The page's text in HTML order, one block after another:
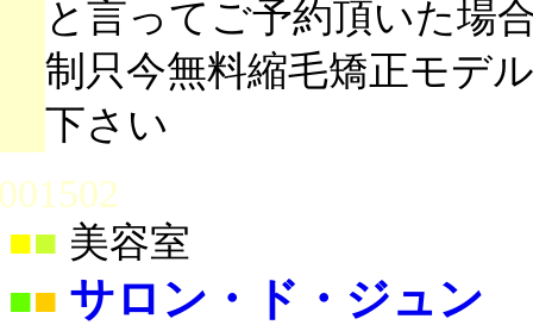
と言ってご予約頂いた場
制只今無料縮毛矯正モデ
下さい
■ 美容室
■■ サロン・ド・ジュン